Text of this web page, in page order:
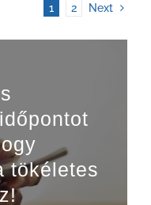
1 2 Next
tökéletes